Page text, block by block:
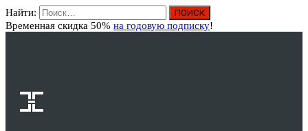
Найти:
Временная скидка 50% на годовую подписку!